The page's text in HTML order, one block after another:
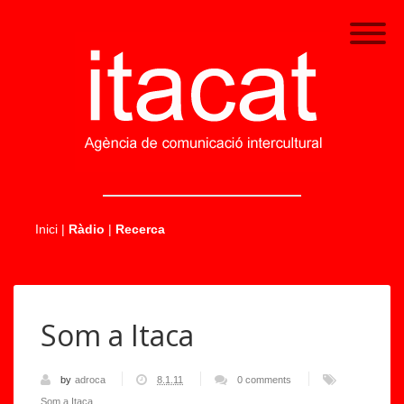
Inici | Ràdio | Recerca
Som a Itaca
by adroca 8.1.11
0 comments
Som a Itaca